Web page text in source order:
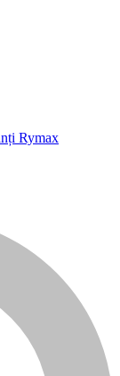
Rymax